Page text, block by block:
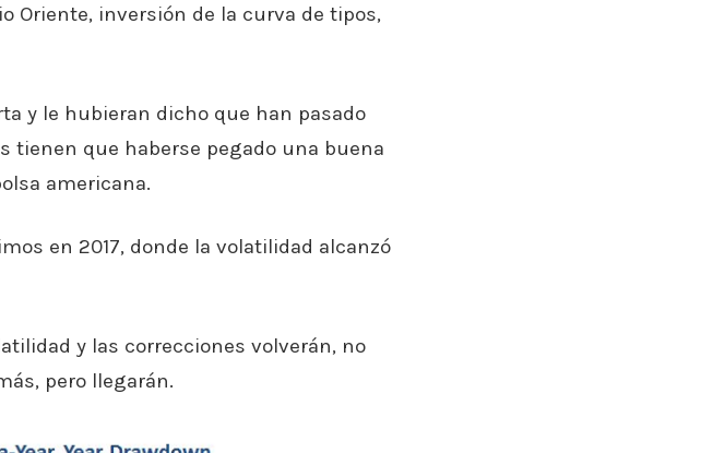
Oriente, inversión de la curva de tipos,
y le hubieran dicho que han pasado
tienen que haberse pegado una buena
americana.
en 2017, donde la volatilidad alcanzó
y las correcciones volverán, no
pero llegarán.